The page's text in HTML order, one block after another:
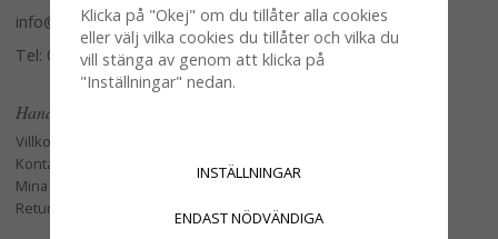
info@glasverandan.se
Tel: 079-3495968
Handla
Villkor
Kontakta oss
Mina favoriter
Retur och Reklamation
Klicka på "Okej" om du tillåter alla cookies
eller välj vilka cookies du tillåter och vilka du
vill stänga av genom att klicka på
"Inställningar" nedan.
INSTÄLLNINGAR
ENDAST NÖDVÄNDIGA